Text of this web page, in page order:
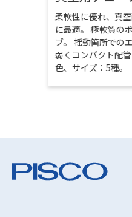
柔軟性に優れ、真
に最適。 極軟質の
ブ。 揺動箇所での
弱くコンパクト配
色、サイズ：5種。